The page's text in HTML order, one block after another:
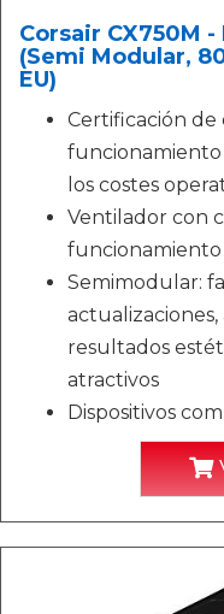
Corsair CX750M
(Semi Modular,
EU)
Certificación de
funcionamiento
los costes
Ventilador con
funcionamiento
Semimodular:
resultados
atractivos
Dispositivos